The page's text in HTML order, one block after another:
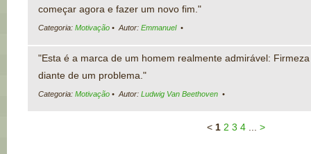
começar agora e fazer um novo fim."
Categoria: Motivação • Autor: Emmanuel•
"Esta é a marca de um homem realmente admirável:
diante de um problema."
Categoria: Motivação • Autor: Ludwig Van Beethoven •
< 1 2 3 4 >